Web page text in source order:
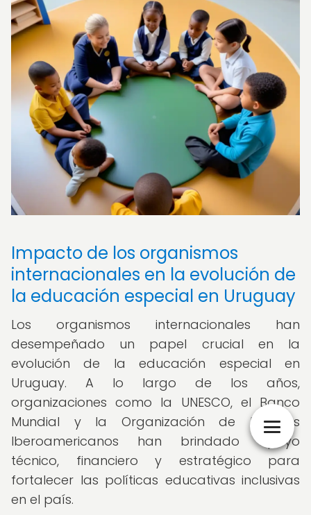
Impacto de los organismos
internacionales en la evolución de
la educación especial en Uruguay
Los organismos internacionales han
desempeñado un papel crucial en la
evolución de la educación especial en
Uruguay. A lo largo de los años,
organizaciones como la UNESCO, el Banco
Mundial y la Organización de Estados
Iberoamericanos han brindado apoyo
técnico, financiero y estratégico para
fortalecer las políticas educativas inclusivas
en el país.